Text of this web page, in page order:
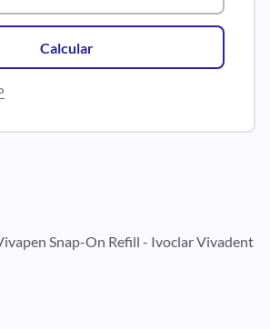
Calcular
Snap-On Refill - Ivoclar Vivadent